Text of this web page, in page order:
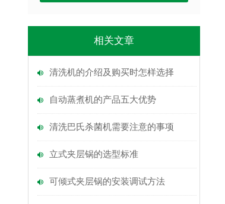
相关文章
清洗机的介绍及购买时怎样选择
自动蒸煮机的产品五大优势
清洗巴氏杀菌机需要注意的事项
立式夹层锅的选型标准
可倾式夹层锅的安装调试方法